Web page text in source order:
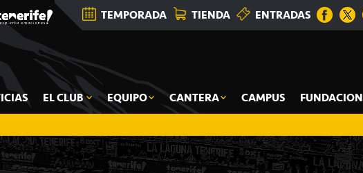
TEMPORADA TIENDA ENTRADAS
EL CLUB EQUIPO CANTERA CAMPUS FUNDACION